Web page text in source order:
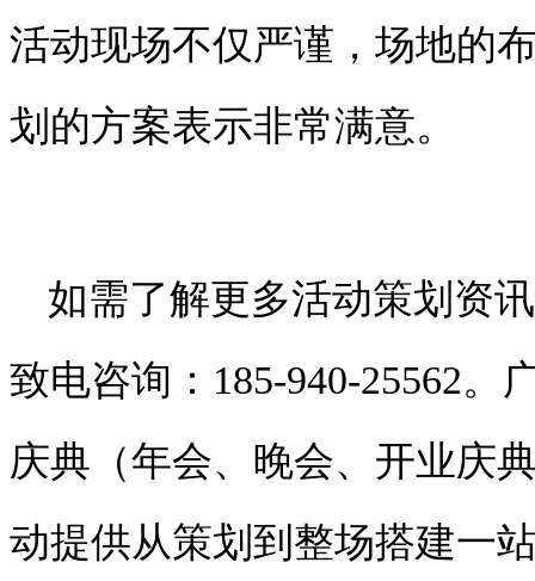
活动现场不仅严谨，场地的
划的方案表示非常满意。
如需了解更多活动策划资
致电咨询：185-940-25562
庆典（年会、晚会、开业庆
动提供从策划到整场搭建一